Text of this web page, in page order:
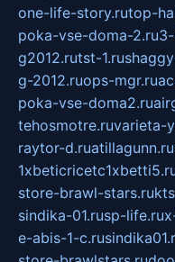
one-life-story.rutop-
poka-vse-doma-2.ru
g2012.rutst-1.ru
g-2012.ruops-mgr.ru
poka-vse-doma2.ru
tehosmotre.ruvarieta-
raytor-d.ruatillagunn.ru
store-brawl-stars.ru
sindika-01.rusp-life.ru
e-abis-1-c.ru